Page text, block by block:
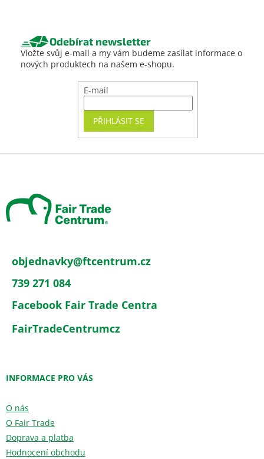
Odebírat newsletter
Vložte svůj e-mail a my vám budeme zasílat informace o
nových produktech na našem e-shopu.
E-mail
PŘIHLÁSIT SE
objednavky@ftcentrum.cz
739 271 084
Facebook Fair Trade Centra
FairTradeCentrumcz
INFORMACE PRO VÁS
O nás
O Fair Trade
Doprava a platba
Hodnocení obchodu